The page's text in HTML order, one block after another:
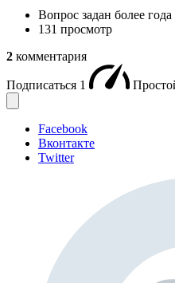
Вопрос задан более года
131 просмотр
2 комментария
Подписаться 1
Facebook
Вконтакте
Twitter